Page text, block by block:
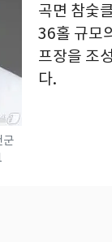
군
곡면 참숯
36홀 규모
프장을 조
다.